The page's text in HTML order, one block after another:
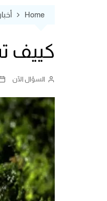
Home أخبار
كييف
السؤال الآن